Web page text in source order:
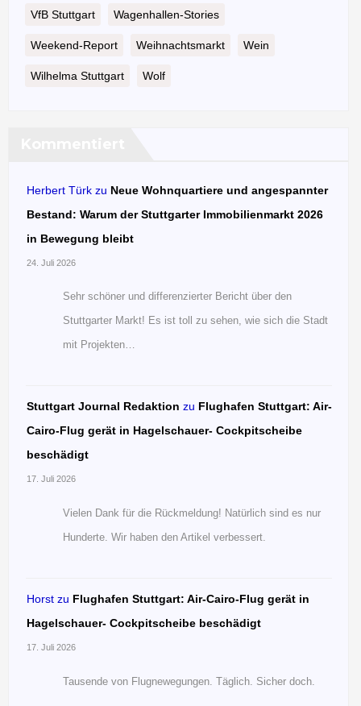
VfB Stuttgart Wagenhallen-Stories
Weekend-Report Weihnachtsmarkt Wein
Wilhelma Stuttgart Wolf
Herbert Türk zu Neue Wohnquartiere und angespannter
Bestand: Warum der Stuttgarter Immobilienmarkt 2026
in Bewegung bleibt
24. Juli 2026
Sehr schöner und differenzierter Bericht über den
Stuttgarter Markt! Es ist toll zu sehen, wie sich die Stadt
mit Projekten…
Stuttgart Journal Redaktion zu Flughafen Stuttgart: Air-
Cairo-Flug gerät in Hagelschauer- Cockpitscheibe
beschädigt
17. Juli 2026
Vielen Dank für die Rückmeldung! Natürlich sind es nur
Hunderte. Wir haben den Artikel verbessert.
Horst zu Flughafen Stuttgart: Air-Cairo-Flug gerät in
Hagelschauer- Cockpitscheibe beschädigt
17. Juli 2026
Tausende von Flugnewegungen. Täglich. Sicher doch.